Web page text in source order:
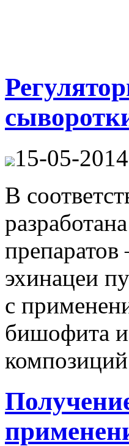
15-05-
В
эхинацеи
с
бишофита и